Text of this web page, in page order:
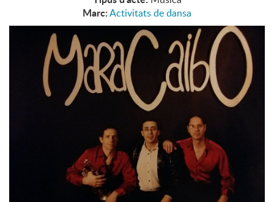
Marc:Activitats de dansa